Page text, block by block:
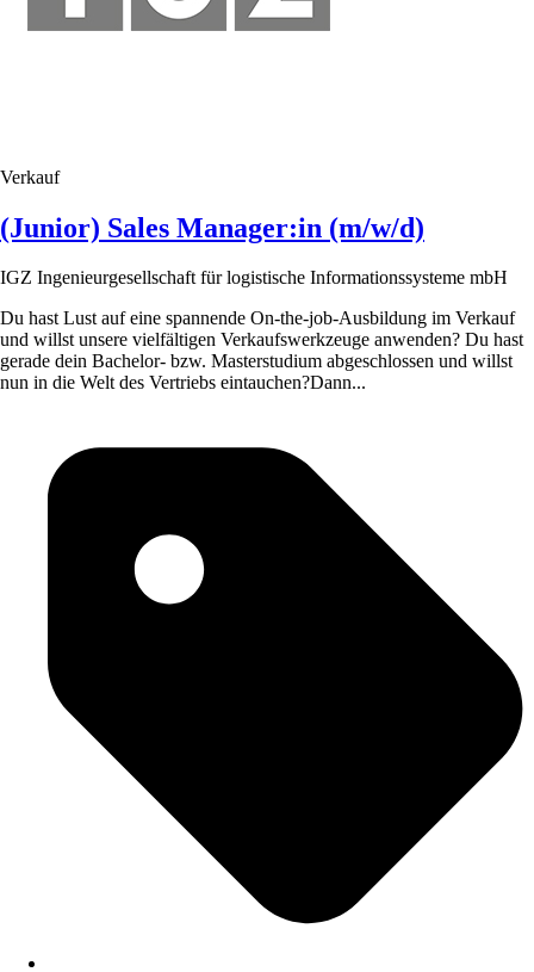
Verkauf
(Junior) Sales Manager:in (m/w/d)
IGZ Ingenieurgesellschaft für logistische Informationssysteme mbH
Du hast Lust auf eine spannende On-the-job-Ausbildung im Verkauf
und willst unsere vielfältigen Verkaufswerkzeuge anwenden? Du hast
gerade dein Bachelor- bzw. Masterstudium abgeschlossen und willst
nun in die Welt des Vertriebs eintauchen?Dann...